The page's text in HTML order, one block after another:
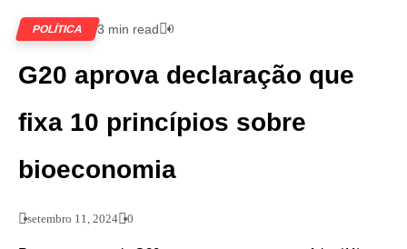
POLÍTICA 3 min read 0
G20 aprova declaração que
fixa 10 princípios sobre
bioeconomia
setembro 11, 2024 0